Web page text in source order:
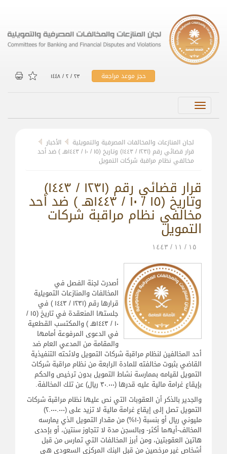
حجز موعد مراجعة ۲۳ / ۲ / ۱٤٤۸
Toggle
لجان المنازعات والمخالفات المصرفية والتمويلية
الأخبار
قرار قضائي رقم (۱۲۳۱ / ۱٤٤۳) وتاريخ (۱٥ / ۱۰ / ۱٤٤۳هـ ) ضد أحد
مخالفي نظام مراقبة شركات التمويل
قرار قضائي رقم (۱۲۳۱ / ۱٤٤۳)
وتاريخ (۱٥ / ۱۰ / ۱٤٤۳هـ ) ضد أحد
مخالفي نظام مراقبة شركات
التمويل
۱٥ / ۱۱ / ۱٤٤۳
أصدرت لجنة الفصل في
المخالفات والمنازعات التمويلية
قرارها رقم (۱۲۳۱ / ۱٤٤۳ ) في
جلستها المنعقدة في تاريخ (۱٥ /
۱۰ / ۱٤٤۳هـ ) والمكتسب القطعية
في الدعوى المرفوعة أمامها
والمقامة من المدعي العام ضد
أحد المخالفين لنظام مراقبة شركات التمويل ولائحته التنفيذية
القاضي بثبوت مخالفته للمادة الرابعة من نظام مراقبة شركات
التمويل لقيامه بممارسة نشاط التمويل بدون ترخيص والحكم
بإيقاع غرامة مالية عليه قدرها (۳۰.۰۰۰ ريال) عن تلك المخالفة.
والجدير بالذكر أن العقوبات التي نص عليها نظام مراقبة شركات
التمويل تصل إلى إيقاع غرامة مالية لا تزيد على (۲.۰۰۰.۰۰۰)
مليوني ريال أو بنسبة (۱۰%) من مقدار التمويل الذي يمارسه
المخالف-أيهما أكثر- وبالسجن مدة لا تتجاوز سنتين، أو بإحدى
هاتين العقوبتين، ومن أبرز المخالفات التي تمارس من قبل
أشخاص غير مرخصين من قبل البنك المركزي السعودي هي